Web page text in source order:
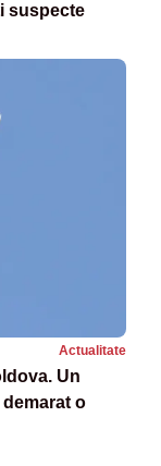
suspecte
Actualitate
Un
o